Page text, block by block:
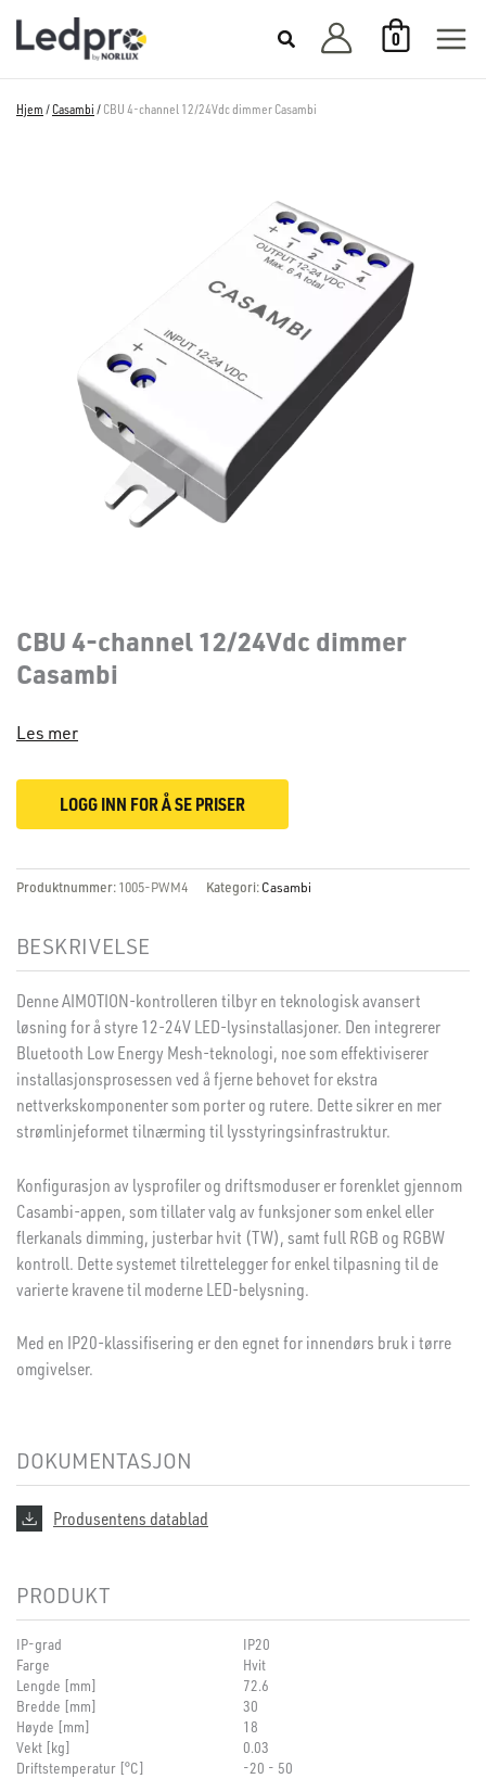
rett
0
Hjem /Casambi / CBU 4-channel 12/24Vdc dimmer Casambi
CBU 4-channel 12/24Vdc dimmer
Casambi
Les mer
LOGG INN FOR Å SE PRISER
Produktnummer: 1005-PWM4 Kategori: Casambi
BESKRIVELSE
Denne AIMOTION-kontrolleren tilbyr en teknologisk avansert
løsning for å styre 12-24V LED-lysinstallasjoner. Den integrerer
Bluetooth Low Energy Mesh-teknologi, noe som effektiviserer
installasjonsprosessen ved å fjerne behovet for ekstra
nettverkskomponenter som porter og rutere. Dette sikrer en mer
strømlinjeformet tilnærming til lysstyringsinfrastruktur.
Konfigurasjon av lysprofiler og driftsmoduser er forenklet gjennom
Casambi-appen, som tillater valg av funksjoner som enkel eller
flerkanals dimming, justerbar hvit (TW), samt full RGB og RGBW
kontroll. Dette systemet tilrettelegger for enkel tilpasning til de
varierte kravene til moderne LED-belysning.
Med en IP20-klassifisering er den egnet for innendørs bruk i tørre
omgivelser.
DOKUMENTASJON
Produsentens datablad
PRODUKT
IP-grad
IP20
Farge
Hvit
Lengde [mm]
72.6
Bredde [mm]
30
Høyde [mm]
18
Vekt [kg]
0.03
Driftstemperatur [°C]
-20 - 50